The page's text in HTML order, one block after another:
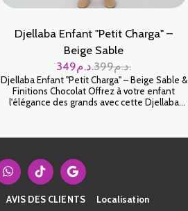
Djellaba Enfant "Petit Charga" –
Beige Sable
399
د.م. 349 د.م.
Djellaba Enfant "Petit Charga" – Beige Sable &
Finitions Chocolat Offrez à votre enfant
l'élégance des grands avec cette Djellaba
nécessaire aux mouvements des enfants et
coloris Beige Sable est à la fois doux,
lumineux et facile à porter pour toutes les
célébrations.
AVIS DES CLIENTS Localisation